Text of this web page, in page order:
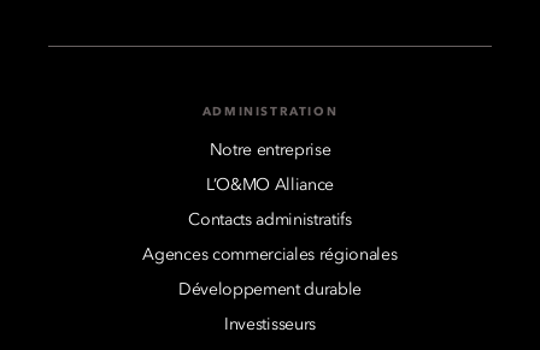
ADMINISTRATION
Notre entreprise
L’O&MO Alliance
Contacts administratifs
Agences commerciales régionales
Développement durable
Investisseurs